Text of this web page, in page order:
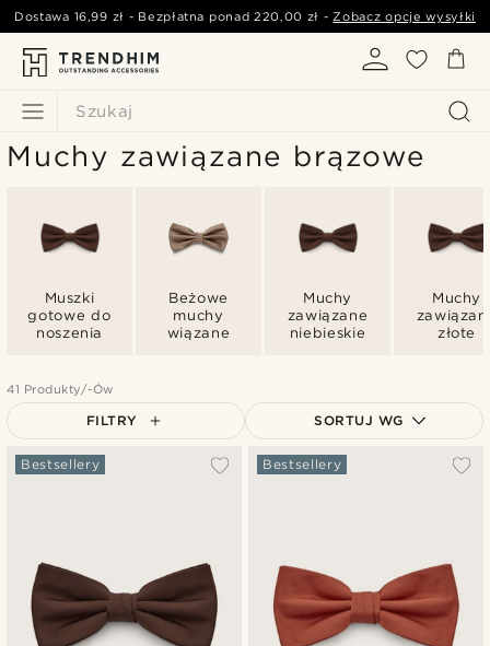
Szukaj
Dostawa 16,99 zł - Bezpłatna ponad220,00 zł -Zobacz opcje wysyłki
Muchy zawiązane brązowe
Muszki
gotowe do
noszenia
Beżowe
muchy
wiązane
Muchy
zawiązane
niebieskie
Muchy
złote
41 Produkty/-Ów
FILTRY SORTUJ WG
Najbardziej popularne
Bestsellery Bestsellery